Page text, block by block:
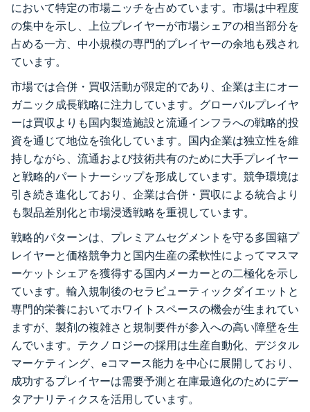
において特定の市場ニッチを占めています。市場は中程度
の集中を示し、上位プレイヤーが市場シェアの相当部分を
占める一方、中小規模の専門的プレイヤーの余地も残され
ています。
市場では合併・買収活動が限定的であり、企業は主にオー
ガニック成長戦略に注力しています。グローバルプレイヤ
ーは買収よりも国内製造施設と流通インフラへの戦略的投
資を通じて地位を強化しています。国内企業は独立性を維
持しながら、流通および技術共有のために大手プレイヤー
と戦略的パートナーシップを形成しています。競争環境は
引き続き進化しており、企業は合併・買収による統合より
も製品差別化と市場浸透戦略を重視しています。
戦略的パターンは、プレミアムセグメントを守る多国籍プ
レイヤーと価格競争力と国内生産の柔軟性によってマスマ
ーケットシェアを獲得する国内メーカーとの二極化を示し
ています。輸入規制後のセラピューティックダイエットと
専門的栄養においてホワイトスペースの機会が生まれてい
ますが、製剤の複雑さと規制要件が参入への高い障壁を生
んでいます。テクノロジーの採用は生産自動化、デジタル
マーケティング、eコマース能力を中心に展開しており、
成功するプレイヤーは需要予測と在庫最適化のためにデー
タアナリティクスを活用しています。